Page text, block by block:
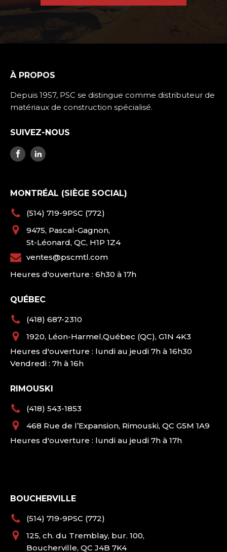
À PROPOS
Depuis 1957, PSC se distingue comme distributeur de
matériaux de construction spécialisé.
SUIVEZ-NOUS
MONTRÉAL (SIÈGE SOCIAL)
(514) 719-9PSC (772)
9475, Pascal-Gagnon,
St-Léonard, QC, H1P 1Z4
ventes@pscmtl.com
Heures d'ouverture : 6h30 à 17h
QUÉBEC
(418) 687-2310
1920, Léon-Harmel,Québec (QC), G1N 4K3
Heures d'ouverture : lundi au jeudi 7h à 16h30
Vendredi : 7h à 16h
RIMOUSKI
(418) 543-1853
468 Rue de l’Expansion, Rimouski, QC G5M 1A9
Heures d'ouverture : lundi au jeudi 7h à 17h
BOUCHERVILLE
(514) 719-9PSC (772)
125, ch. du Tremblay, bur. 100,
Boucherville, QC J4B 7K4